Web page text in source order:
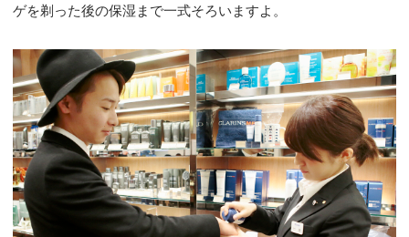
ゲを剃った後の保湿まで一式そろいますよ。